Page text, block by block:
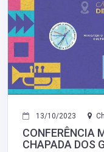
13/10/2023
CONFERÊNCIA
CHAPADA DOS